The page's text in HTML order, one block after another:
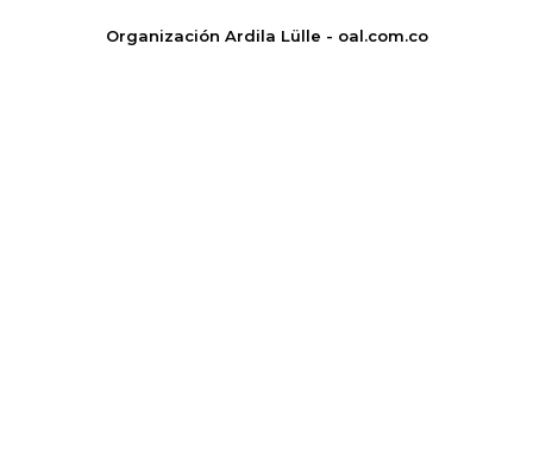
Organización Ardila Lülle - oal.com.co